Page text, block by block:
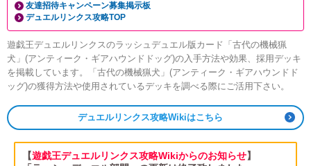
友達招待キャンペーン募集掲示板
デュエルリンクス攻略TOP
遊戯王デュエルリンクスのラッシュデュエル版カード「古代の機械猟
犬」(アンティーク・ギアハウンドドッグ)の入手方法や効果、採用デッキ
を掲載しています。「古代の機械猟犬」(アンティーク・ギアハウンドド
ッグ)の獲得方法や使用されているデッキを調べる際にご活用下さい。
デュエルリンクス攻略Wikiはこちら
【遊戯王デュエルリンクス攻略Wikiからのお知らせ】